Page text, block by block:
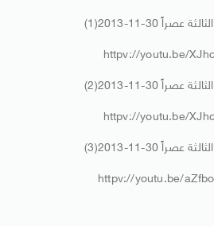
عصراً 30-11-2013(1)
httpv://youtu.be/
عصراً 30-11-2013(2)
httpv://youtu.be/
عصراً 30-11-2013(3)